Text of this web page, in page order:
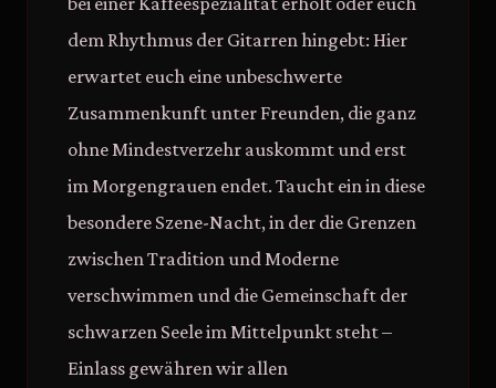
dem Rhythmus der Gitarren hingebt: Hier
erwartet euch eine unbeschwerte
Zusammenkunft unter Freunden, die ganz
ohne Mindestverzehr auskommt und erst
im Morgengrauen endet. Taucht ein in diese
besondere Szene-Nacht, in der die Grenzen
zwischen Tradition und Moderne
verschwimmen und die Gemeinschaft der
schwarzen Seele im Mittelpunkt steht –
Einlass gewähren wir allen